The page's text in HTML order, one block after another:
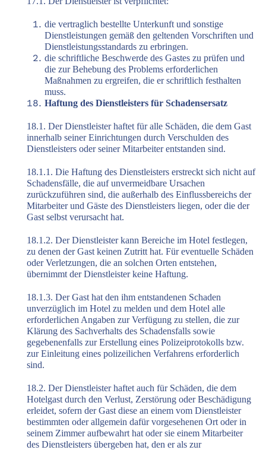
die vertraglich bestellte Unterkunft und sonstige
Dienstleistungen gemäß den geltenden Vorschriften und
Dienstleistungsstandards zu erbringen.
die schriftliche Beschwerde des Gastes zu prüfen und
die zur Behebung des Problems erforderlichen
Maßnahmen zu ergreifen, die er schriftlich festhalten
muss.
Haftung des Dienstleisters für Schadensersatz
18.1. Der Dienstleister haftet für alle Schäden, die dem Gast
innerhalb seiner Einrichtungen durch Verschulden des
Dienstleisters oder seiner Mitarbeiter entstanden sind.
18.1.1. Die Haftung des Dienstleisters erstreckt sich nicht auf
Schadensfälle, die auf unvermeidbare Ursachen
zurückzuführen sind, die außerhalb des Einflussbereichs der
Mitarbeiter und Gäste des Dienstleisters liegen, oder die der
Gast selbst verursacht hat.
18.1.2. Der Dienstleister kann Bereiche im Hotel festlegen,
zu denen der Gast keinen Zutritt hat. Für eventuelle Schäden
oder Verletzungen, die an solchen Orten entstehen,
übernimmt der Dienstleister keine Haftung.
18.1.3. Der Gast hat den ihm entstandenen Schaden
unverzüglich im Hotel zu melden und dem Hotel alle
erforderlichen Angaben zur Verfügung zu stellen, die zur
Klärung des Sachverhalts des Schadensfalls sowie
gegebenenfalls zur Erstellung eines Polizeiprotokolls bzw.
zur Einleitung eines polizeilichen Verfahrens erforderlich
sind.
18.2. Der Dienstleister haftet auch für Schäden, die dem
Hotelgast durch den Verlust, Zerstörung oder Beschädigung
erleidet, sofern der Gast diese an einem vom Dienstleister
bestimmten oder allgemein dafür vorgesehenen Ort oder in
seinem Zimmer aufbewahrt hat oder sie einem Mitarbeiter
des Dienstleisters übergeben hat, den er als zur